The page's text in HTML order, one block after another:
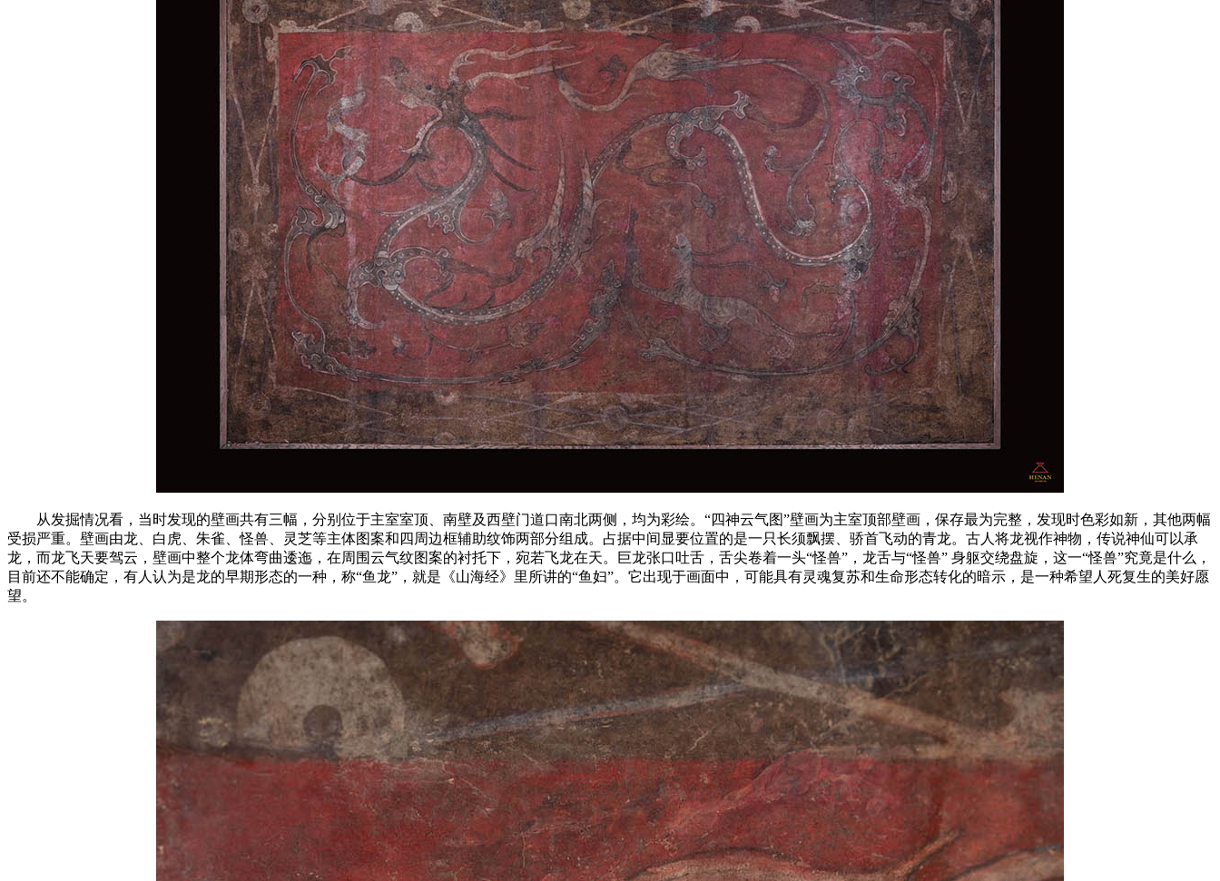
从发掘情况看，当时发现的壁画共有三幅，分别位于主室室顶、南壁及西壁门道口南北两侧，均为彩绘。“四神云气图”壁画为主室顶部壁画，保存最为完整，发现时色彩如新，其他两幅
受损严重。壁画由龙、白虎、朱雀、怪兽、灵芝等主体图案和四周边框辅助纹饰两部分组成。占据中间显要位置的是一只长须飘摆、骄首飞动的青龙。古人将龙视作神物，传说神仙可以承
龙，而龙飞天要驾云，壁画中整个龙体弯曲逶迤，在周围云气纹图案的衬托下，宛若飞龙在天。巨龙张口吐舌，舌尖卷着一头“怪兽”，龙舌与“怪兽” 身躯交绕盘旋，这一“怪兽”究竟是什么，
目前还不能确定，有人认为是龙的早期形态的一种，称“鱼龙”，就是《山海经》里所讲的“鱼妇”。它出现于画面中，可能具有灵魂复苏和生命形态转化的暗示，是一种希望人死复生的美好愿
望。